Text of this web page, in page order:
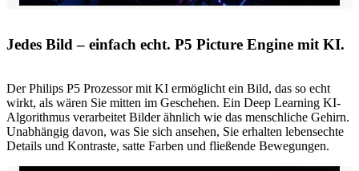
Jedes Bild – einfach echt. P5 Picture Engine mit KI.
Der Philips P5 Prozessor mit KI ermöglicht ein Bild, das so echt
wirkt, als wären Sie mitten im Geschehen. Ein Deep Learning KI-
Algorithmus verarbeitet Bilder ähnlich wie das menschliche Gehirn.
Unabhängig davon, was Sie sich ansehen, Sie erhalten lebensechte
Details und Kontraste, satte Farben und fließende Bewegungen.